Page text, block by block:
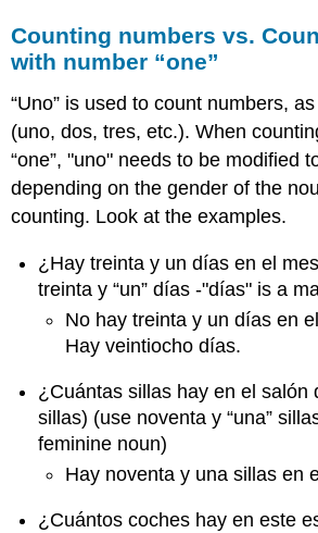
Counting numbers vs.
with number “one”
“Uno” is used to count numbers,
(uno, dos, tres, etc.). When
“one”, "uno" needs to be modified
depending on the gender of the
counting. Look at the examples.
¿Hay treinta y un días en el
treinta y “un” días -"días" is a
No hay treinta y un días en
Hay veintiocho días.
¿Cuántas sillas hay en el salón
sillas) (use noventa y “una”
feminine noun)
Hay noventa y una sillas en
¿Cuántos coches hay en este